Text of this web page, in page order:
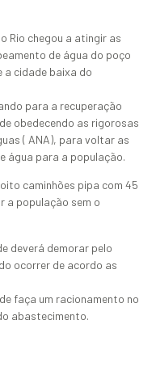
Rio chegou a atingir as
de água do poço
a cidade baixa do
para a recuperação
obedecendo as rigorosas
( ANA), para voltar as
água para a população.
caminhões pipa com 45
a população sem o
deverá demorar pelo
ocorrer de acordo as
faça um racionamento no
abastecimento.